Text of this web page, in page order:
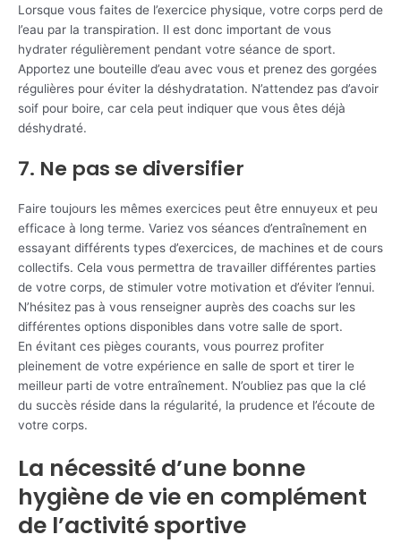
Lorsque vous faites de l’exercice physique, votre corps perd de
l’eau par la transpiration. Il est donc important de vous
hydrater régulièrement pendant votre séance de sport.
Apportez une bouteille d’eau avec vous et prenez des gorgées
régulières pour éviter la déshydratation. N’attendez pas d’avoir
soif pour boire, car cela peut indiquer que vous êtes déjà
déshydraté.
7. Ne pas se diversifier
Faire toujours les mêmes exercices peut être ennuyeux et peu
efficace à long terme. Variez vos séances d’entraînement en
essayant différents types d’exercices, de machines et de cours
collectifs. Cela vous permettra de travailler différentes parties
de votre corps, de stimuler votre motivation et d’éviter l’ennui.
N’hésitez pas à vous renseigner auprès des coachs sur les
différentes options disponibles dans votre salle de sport.
En évitant ces pièges courants, vous pourrez profiter
pleinement de votre expérience en salle de sport et tirer le
meilleur parti de votre entraînement. N’oubliez pas que la clé
du succès réside dans la régularité, la prudence et l’écoute de
votre corps.
La nécessité d’une bonne
hygiène de vie en complément
de l’activité sportive